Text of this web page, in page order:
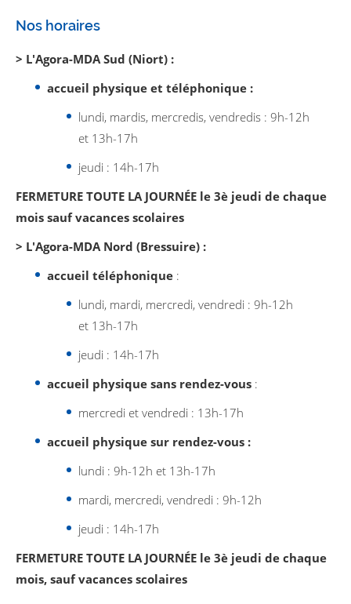
Nos horaires
> L'Agora-MDA Sud (Niort) :
accueil physique et téléphonique :
lundi, mardis, mercredis, vendredis : 9h-12h
et 13h-17h
jeudi : 14h-17h
FERMETURE TOUTE LA JOURNÉE le 3è jeudi de chaque
mois sauf vacances scolaires
> L'Agora-MDA Nord (Bressuire) :
accueil téléphonique :
lundi, mardi, mercredi, vendredi : 9h-12h
et 13h-17h
jeudi : 14h-17h
accueil physique sans rendez-vous :
mercredi et vendredi : 13h-17h
accueil physique sur rendez-vous :
lundi : 9h-12h et 13h-17h
mardi, mercredi, vendredi : 9h-12h
jeudi : 14h-17h
FERMETURE TOUTE LA JOURNÉE le 3è jeudi de chaque
mois, sauf vacances scolaires